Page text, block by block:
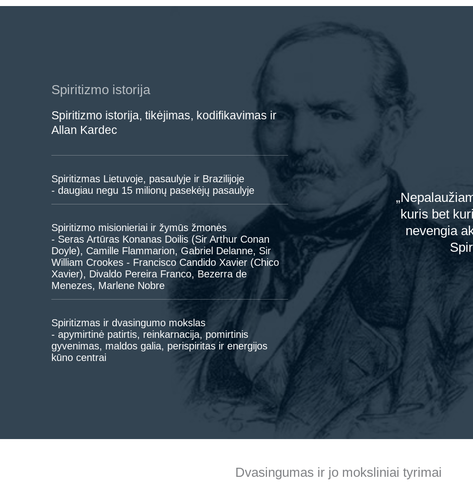
Spiritizmo istorija
Spiritizmo istorija, tikėjimas, kodifikavimas ir
Allan Kardec
Spiritizmas Lietuvoje, pasaulyje ir Brazilijoje
- daugiau negu 15 milionų pasekėjų pasaulyje
Spiritizmo misionieriai ir žymūs žmonės
- Seras Artūras Konanas Doilis (Sir Arthur Conan
Doyle), Camille Flammarion, Gabriel Delanne, Sir
William Crookes - Francisco Candido Xavier (Chico
Xavier), Divaldo Pereira Franco, Bezerra de
Menezes, Marlene Nobre
Spiritizmas ir dvasingumo mokslas
- apymirtinė patirtis, reinkarnacija, pomirtinis
gyvenimas, maldos galia, perispiritas ir energijos
kūno centrai
kuris bet
nevengia
Dvasingumas ir jo moksliniai tyrimai